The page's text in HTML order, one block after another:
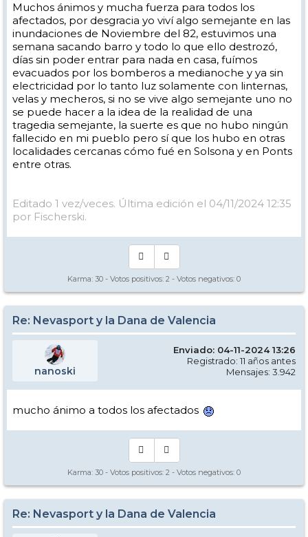
Muchos ánimos y mucha fuerza para todos los
afectados, por desgracia yo viví algo semejante en las
inundaciones de Noviembre del 82, estuvimos una
semana sacando barro y todo lo que ello destrozó,
días sin poder entrar para nada en casa, fuímos
evacuados por los bomberos a medianoche y ya sin
electricidad por lo tanto luz solamente con linternas,
velas y mecheros, si no se vive algo semejante uno no
se puede hacer a la idea de la realidad de una
tragedia semejante, la suerte es que no hubo ningún
fallecido en mi pueblo pero sí que los hubo en otras
localidades cercanas cómo fué en Solsona y en Ponts
entre otras.
Editado 1 vez/veces. Última edición el 04/11/2024 12:35
por Fischerski.
Karma: 30 - Votos positivos: 2 - Votos negativos: 0
Re: Nevasport y la Dana de Valencia
nanoski
Enviado: 04-11-2024 13:26
Registrado: 11 años antes
Mensajes: 3.942
mucho ánimo a todos los afectados
Karma: 30 - Votos positivos: 2 - Votos negativos: 0
Re: Nevasport y la Dana de Valencia